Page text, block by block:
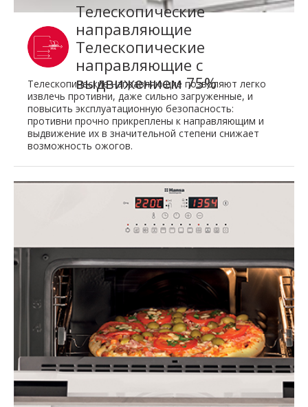
Tелескопические
направляющие
Телескопические
направляющие с
выдвижением 75%
Телескопические направляющие позволяют легко
извлечь противни, даже сильно загруженные, и
повысить эксплуатационную безопасность:
противни прочно прикреплены к направляющим и
выдвижение их в значительной степени снижает
возможность ожогов.